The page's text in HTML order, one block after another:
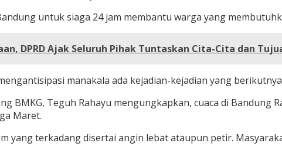
untuk siaga 24 jam membantu warga yang
DPRD Ajak Seluruh Pihak Tuntaskan Cita-Cita dan
manakala ada kejadian-kejadian yang
BMKG, Teguh Rahayu mengungkapkan, cuaca di Bandung
Maret.
yang terkadang disertai angin lebat ataupun petir.